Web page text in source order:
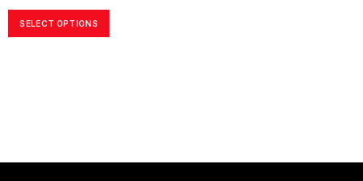
SELECT OPTIONS